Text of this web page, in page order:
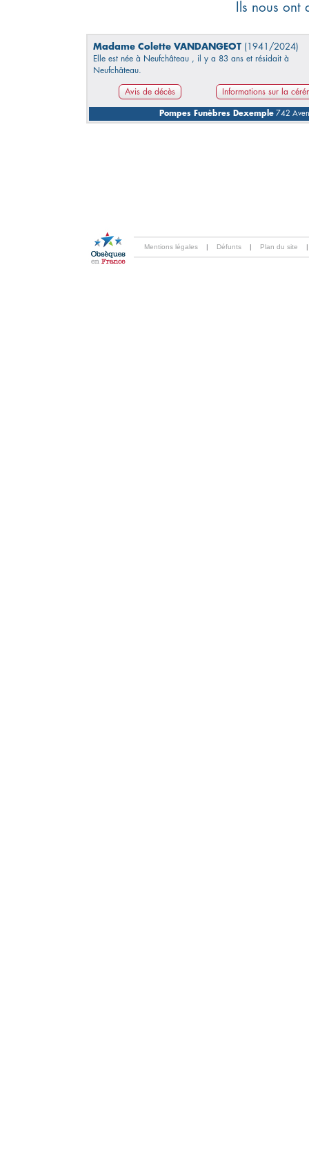
Ils nous
Madame Colette VANDANGEOT (1941/2024)
Elle est née à Neufchâteau , il y a 83 ans et résidait à
Neufchâteau.
Avis de décès Informations sur la
Pompes Funèbres Dexemple742
Mentions légales | Défunts | Plan du site |